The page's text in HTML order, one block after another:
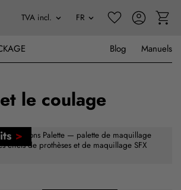
Blog Manuels
le coulage
>
Creations Palette — palette de maquillage
effets de prothèses et de maquillage SFX